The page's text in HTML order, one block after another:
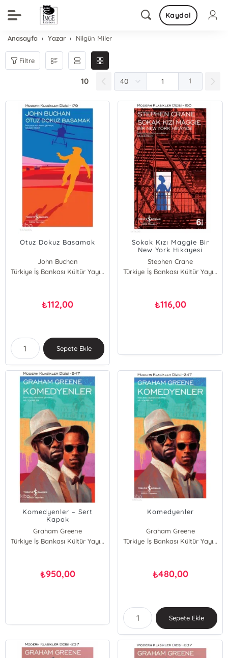
Kaydol
Anasayfa Yazar Nilgün Miler
Filtre
10 1
Otuz Dokuz Basamak
John Buchan
Türkiye İş Bankası Kültür Yayınları
₺112,00
Sepete Ekle
Sokak Kızı Maggie Bir
New York Hikayesi
Stephen Crane
Türkiye İş Bankası Kültür Yayınları
₺116,00
Komedyenler – Sert
Kapak
Graham Greene
Türkiye İş Bankası Kültür Yayınları
₺950,00
Komedyenler
Graham Greene
Türkiye İş Bankası Kültür Yayınları
₺480,00
Sepete Ekle